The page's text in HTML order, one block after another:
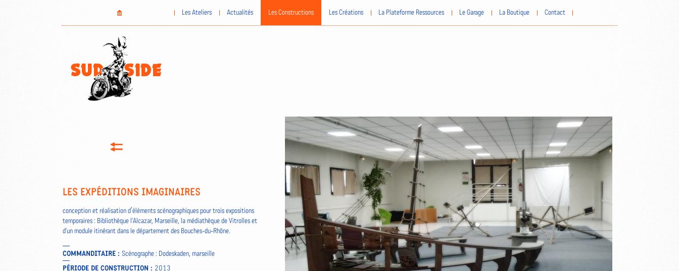
Home
Les Ateliers Actualités Les Constructions Les Créations La Plateforme Ressources Le Garage La Boutique Contact
LES EXPÉDITIONS IMAGINAIRES
conception et réalisation d’éléments scénographiques pour trois expositions
temporaires : Bibliothèque l'Alcazar, Marseille, la médiathèque de Vitrolles et
d'un module itinérant dans le département des Bouches-du-Rhône.
COMMANDITAIRE : Scénographe : Dodeskaden, marseille
PÉRIODE DE CONSTRUCTION : 2013